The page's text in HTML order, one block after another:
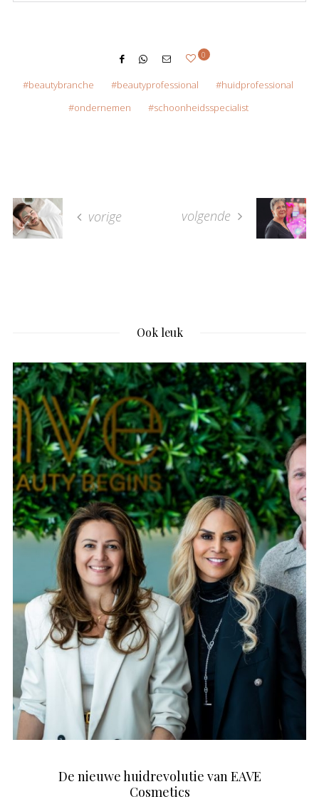
0
beautybranche beautyprofessional
huidprofessional
ondernemen
schoonheidsspecialist
vorige volgende
Ook leuk
De nieuwe huidrevolutie van EAVE
Cosmetics